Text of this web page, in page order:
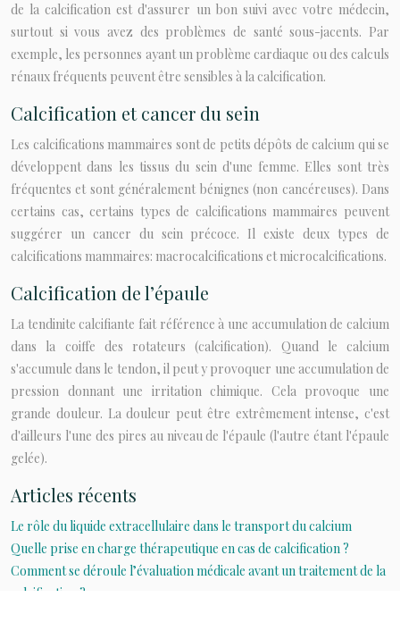
de la calcification est d'assurer un bon suivi avec votre médecin,
surtout si vous avez des problèmes de santé sous-jacents. Par
exemple, les personnes ayant un problème cardiaque ou des calculs
rénaux fréquents peuvent être sensibles à la calcification.
Calcification et cancer du sein
Les calcifications mammaires sont de petits dépôts de calcium qui se
développent dans les tissus du sein d'une femme. Elles sont très
fréquentes et sont généralement bénignes (non cancéreuses). Dans
certains cas, certains types de calcifications mammaires peuvent
suggérer un cancer du sein précoce. Il existe deux types de
calcifications mammaires: macrocalcifications et microcalcifications.
Calcification de l’épaule
La tendinite calcifiante fait référence à une accumulation de calcium
dans la coiffe des rotateurs (calcification). Quand le calcium
s'accumule dans le tendon, il peut y provoquer une accumulation de
pression donnant une irritation chimique. Cela provoque une
grande douleur. La douleur peut être extrêmement intense, c'est
d'ailleurs l'une des pires au niveau de l'épaule (l'autre étant l'épaule
gelée).
Articles récents
Le rôle du liquide extracellulaire dans le transport du calcium
Quelle prise en charge thérapeutique en cas de calcification ?
Comment se déroule l’évaluation médicale avant un traitement de la
calcification ?